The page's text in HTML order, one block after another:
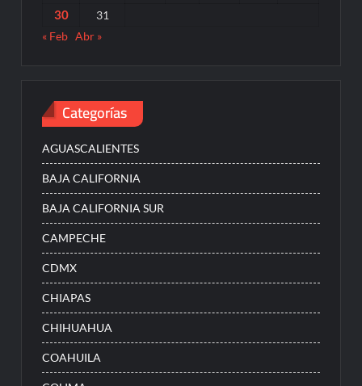
30
31
« Feb Abr »
Categorías
AGUASCALIENTES
BAJA CALIFORNIA
BAJA CALIFORNIA SUR
CAMPECHE
CDMX
CHIAPAS
CHIHUAHUA
COAHUILA